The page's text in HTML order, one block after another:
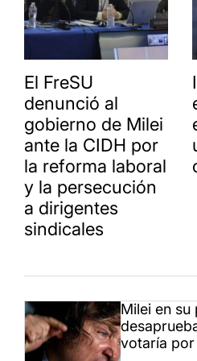
El FreSU
denunció al
gobierno de Milei
ante la CIDH por
la reforma laboral
y la persecución
a dirigentes
sindicales
Milei en
votaría